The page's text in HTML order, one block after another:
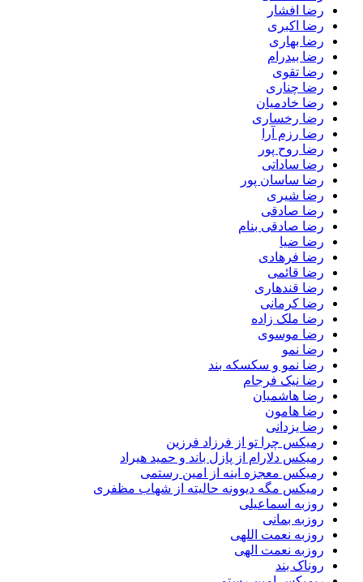
رضا افشار
رضا اکبری
رضا بهاری
رضا بیدرام
رضا تقوی
رضا چناری
رضا خادمیان
رضا رخساری
رضا رزم آرا
رضا روح پور
رضا ساداتی
رضا ساسان پور
رضا شیری
رضا صادقی
رضا صادقی بنام
رضا ضیا
رضا فرهادی
رضا قائمی
رضا قندهاری
رضا کرمانی
رضا ملک زاده
رضا موسوی
رضا نمو
رضا نمو و سکسکه بند
رضا نیک فرجام
رضا هاشمیان
رضا هامون
رضا یزدانی
رمیکس چرا تو از فرزاد فرزین
رمیکس دلارام از پازل باند و حمید هیراد
رمیکس معجزه اینه از امین رستمی
رمیکس مگه دیوونه حالیته از شهاب مظفری
روزبه اسماعیلی
روزبه بمانی
روزبه نعمت اللهی
روزبه نعمت الهی
روناک بند